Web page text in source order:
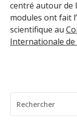
centré autour de
modules ont fait
scientifique au
Internationale de
POUR
: